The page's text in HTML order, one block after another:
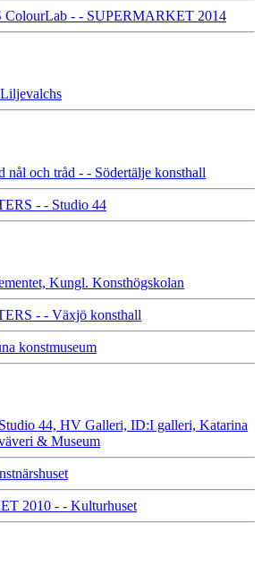
ColourLab - - SUPERMARKET 2014
nål och tråd - - Södertälje konsthall
- - Studio 44
Kungl. Konsthögskolan
- - Växjö konsthall
konstmuseum
44, HV Galleri, ID:I galleri, Katarina
& Museum
2010 - - Kulturhuset